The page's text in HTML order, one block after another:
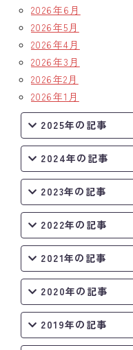
2026年6月
2026年5月
2026年4月
2026年3月
2026年2月
2026年1月
2025年の記事
2024年の記事
2023年の記事
2022年の記事
2021年の記事
2020年の記事
2019年の記事